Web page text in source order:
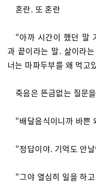
혼란. 또 혼란
“아까 시간이 했던 말
과 끝이라는 말. 삶이라
너는 마파두부를 왜 먹고
죽음은 뜬금없는 질문
“배달음식이니까 바쁜
“정답이야. 기억도 안
“그야 열심히 일을 하